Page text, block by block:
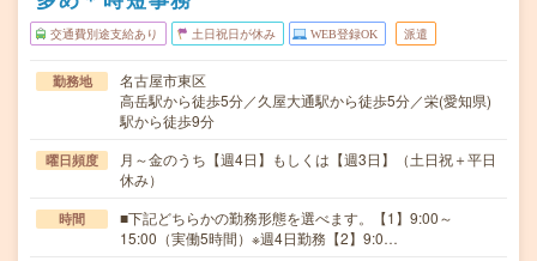
交通費別途支給あり 土日祝日が休み WEB登録OK 派遣
勤務地
名古屋市東区
高岳駅から徒歩5分／久屋大通駅から徒歩5分／栄(愛知県)
駅から徒歩9分
曜日頻度
月～金のうち【週4日】もしくは【週3日】（土日祝＋平日
休み）
時間
■下記どちらかの勤務形態を選べます。【1】9:00～
15:00（実働5時間）※週4日勤務【2】9:0…